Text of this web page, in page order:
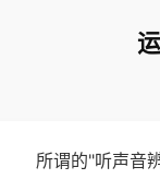
所谓的"听声音